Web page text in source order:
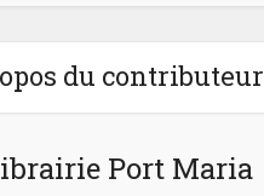
du contributeur
Port Maria